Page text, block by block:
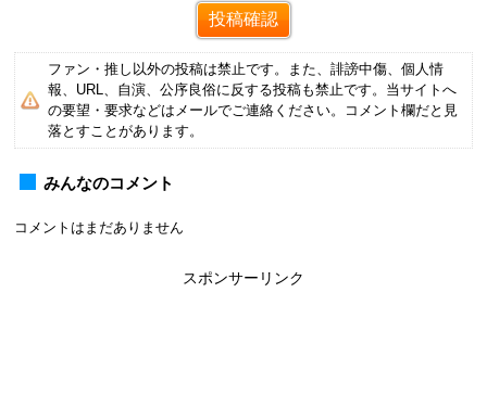
ファン・推し以外の投稿は禁止です。また、誹謗中傷、個人情
報、URL、自演、公序良俗に反する投稿も禁止です。当サイトへ
の要望・要求などはメールでご連絡ください。コメント欄だと見
落とすことがあります。
みんなのコメント
コメントはまだありません
スポンサーリンク